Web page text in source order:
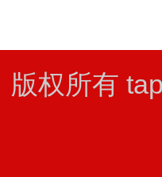
版权所有